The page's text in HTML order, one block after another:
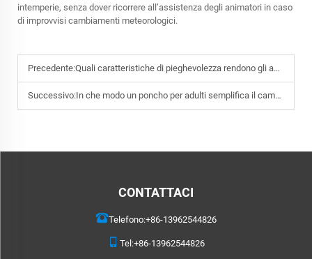
intemperie, senza dover ricorrere all’assistenza degli animatori in caso
di improvvisi cambiamenti meteorologici.
Precedente:Quali caratteristiche di pieghevolezza rendono gli asciugamani da viaggio ideali per escursionisti e campeggiatori?
Successivo:In che modo un poncho per adulti semplifica il cambio di abbigliamento in spiaggia o in piscina?
CONTATTACI
Telefono:+86-13962544826
Tel:+86-13962544826